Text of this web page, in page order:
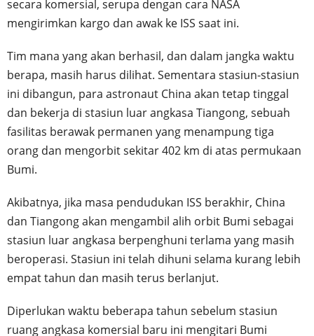
secara komersial, serupa dengan cara NASA
mengirimkan kargo dan awak ke ISS saat ini.
Tim mana yang akan berhasil, dan dalam jangka waktu
berapa, masih harus dilihat. Sementara stasiun-stasiun
ini dibangun, para astronaut China akan tetap tinggal
dan bekerja di stasiun luar angkasa Tiangong, sebuah
fasilitas berawak permanen yang menampung tiga
orang dan mengorbit sekitar 402 km di atas permukaan
Bumi.
Akibatnya, jika masa pendudukan ISS berakhir, China
dan Tiangong akan mengambil alih orbit Bumi sebagai
stasiun luar angkasa berpenghuni terlama yang masih
beroperasi. Stasiun ini telah dihuni selama kurang lebih
empat tahun dan masih terus berlanjut.
Diperlukan waktu beberapa tahun sebelum stasiun
ruang angkasa komersial baru ini mengitari Bumi